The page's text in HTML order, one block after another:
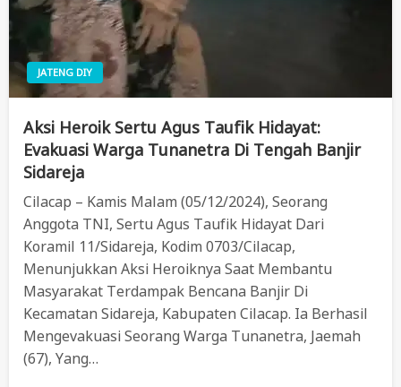
JATENG DIY
Aksi Heroik Sertu Agus Taufik Hidayat:
Evakuasi Warga Tunanetra Di Tengah Banjir
Sidareja
Cilacap – Kamis Malam (05/12/2024), Seorang
Anggota TNI, Sertu Agus Taufik Hidayat Dari
Koramil 11/Sidareja, Kodim 0703/Cilacap,
Menunjukkan Aksi Heroiknya Saat Membantu
Masyarakat Terdampak Bencana Banjir Di
Kecamatan Sidareja, Kabupaten Cilacap. Ia Berhasil
Mengevakuasi Seorang Warga Tunanetra, Jaemah
(67), Yang…